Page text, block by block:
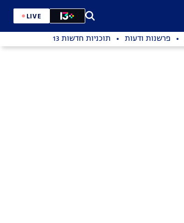
LIVE
פרשנות ודעות תוכניות חדשות 13